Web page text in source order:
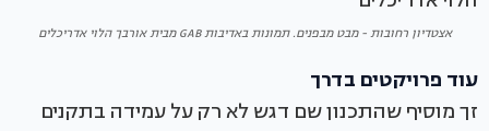
אצטדיון רחובות - מבט מבפנים. תמונות באדיבות GAB מבית אורבך הלוי אדריכלים
עוד פרויקטים בדרך
זך מוסיף שהתכנון שם דגש לא רק על עמידה בתקנים